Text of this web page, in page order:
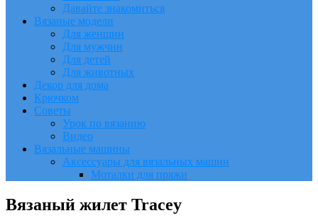
Давайте знакомиться
Вязаные модели
Для женщин
Для мужчин
Для детей
Для животных
Декор для дома
Крючком
Советы
Урок по вязанию
Видео
Вязальные машины
Аксессуары для вязальных машин
Моталки для пряжи
Вязаный жилет Tracey